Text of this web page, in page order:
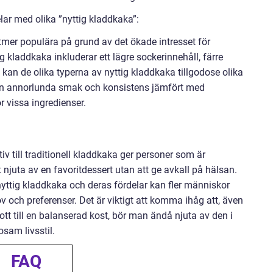
med olika ”nyttig kladdkaka”:
populära på grund av det ökade intresset för
inkluderar ett lägre sockerinnehåll, färre
de olika typerna av nyttig kladdkaka tillgodose olika
annorlunda smak och konsistens jämfört med
vissa ingredienser.
till traditionell kladdkaka ger personer som är
av en favoritdessert utan att ge avkall på hälsan.
kladdkaka och deras fördelar kan fler människor
och preferenser. Det är viktigt att komma ihåg att, även
till en balanserad kost, bör man ändå njuta av den i
livsstil.
FAQ